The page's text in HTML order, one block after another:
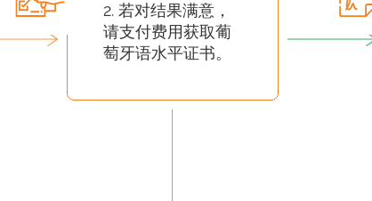
2. 若对结果满意，
请支付费用获取葡
萄牙语水平证书。